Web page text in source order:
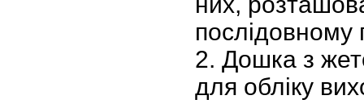
послідовному
2. Дошка з
для обліку